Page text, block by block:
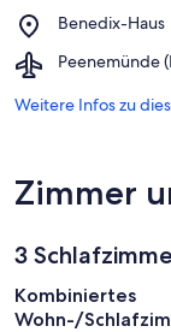
Bergen
Benedix-Haus
Place,
Haus
Peenemünde
Airport,
(PEF)
Weitere Infos zu
Zimmer
3
Kombiniertes
Wohn-/